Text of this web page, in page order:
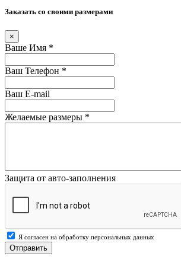
Заказать со своими размерами
×
Ваше Имя *
Ваш Телефон *
Ваш E-mail
Желаемые размеры *
Защита от авто-заполнения
Я согласен на обработку персональных данных
Отправить